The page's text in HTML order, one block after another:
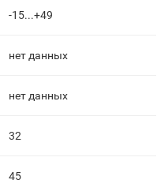
-15...+49
нет данных
нет данных
32
45